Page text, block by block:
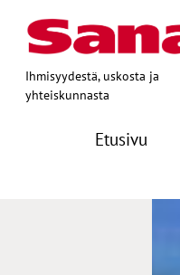
Ihmisyydestä, uskosta ja
yhteiskunnasta
Etusivu